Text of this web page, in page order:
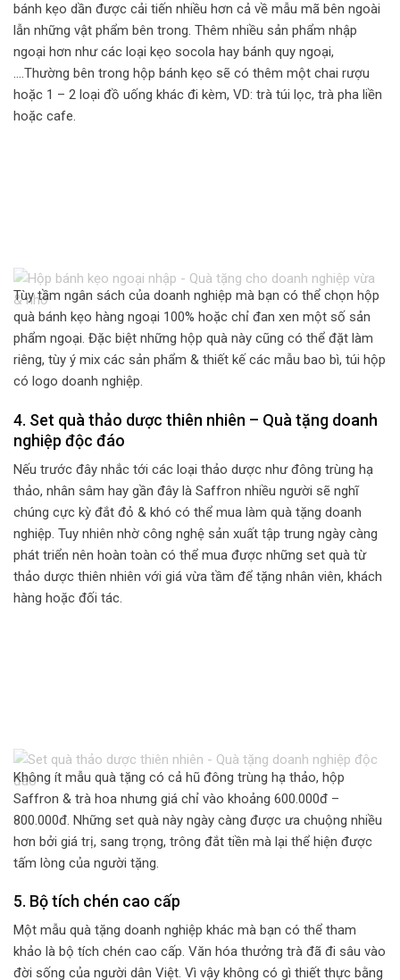
bánh kẹo dần được cải tiến nhiều hơn cả về mẫu mã bên ngoài
lẫn những vật phẩm bên trong. Thêm nhiều sản phẩm nhập
ngoại hơn như các loại kẹo socola hay bánh quy ngoại,
….Thường bên trong hộp bánh kẹo sẽ có thêm một chai rượu
hoặc 1 – 2 loại đồ uống khác đi kèm, VD: trà túi lọc, trà pha liền
hoặc cafe.
Tùy tầm ngân sách của doanh nghiệp mà bạn có thể chọn hộp
quà bánh kẹo hàng ngoại 100% hoặc chỉ đan xen một số sản
phẩm ngoại. Đặc biệt những hộp quà này cũng có thể đặt làm
riêng, tùy ý mix các sản phẩm & thiết kế các mẫu bao bì, túi hộp
có logo doanh nghiệp.
4. Set quà thảo dược thiên nhiên – Quà tặng doanh
nghiệp độc đáo
Nếu trước đây nhắc tới các loại thảo dược như đông trùng hạ
thảo, nhân sâm hay gần đây là Saffron nhiều người sẽ nghĩ
chúng cực kỳ đắt đỏ & khó có thể mua làm quà tặng doanh
nghiệp. Tuy nhiên nhờ công nghệ sản xuất tập trung ngày càng
phát triển nên hoàn toàn có thể mua được những set quà từ
thảo dược thiên nhiên với giá vừa tầm để tặng nhân viên, khách
hàng hoặc đối tác.
Không ít mẫu quà tặng có cả hũ đông trùng hạ thảo, hộp
Saffron & trà hoa nhưng giá chỉ vào khoảng 600.000đ –
800.000đ. Những set quà này ngày càng được ưa chuộng nhiều
hơn bởi giá trị, sang trọng, trông đắt tiền mà lại thể hiện được
tấm lòng của người tặng.
5. Bộ tích chén cao cấp
Một mẫu quà tặng doanh nghiệp khác mà bạn có thể tham
khảo là bộ tích chén cao cấp. Văn hóa thưởng trà đã đi sâu vào
đời sống của người dân Việt. Vì vậy không có gì thiết thực bằng